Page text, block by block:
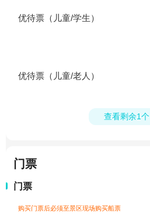
优待票（儿童/学生）
优待票（儿童/老人）
查看剩余1个
门票
门票
购买门票后必须至景区现场购买船票